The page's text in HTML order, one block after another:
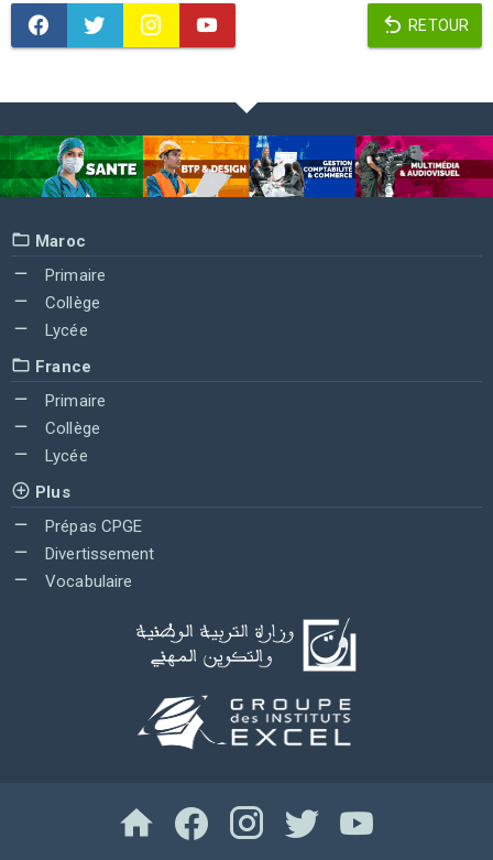
RETOUR
Maroc
Primaire
Collège
Lycée
France
Primaire
Collège
Lycée
Plus
Prépas CPGE
Divertissement
Vocabulaire